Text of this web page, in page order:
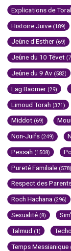
Explications de
Histoire Juive (189)
Jeûne d'Esther (69)
Jeûne du 10 Tévet
Jeûne du 9 Av (582)
Lag Baomer (29)
Limoud Torah (371)
Middot (69)
Non-Juifs (249)
Pessah (1508)
Pureté Familiale (578)
Respect des
Roch Hachana (296)
Sexualité (8)
Talmud (1)
Temps Messianique